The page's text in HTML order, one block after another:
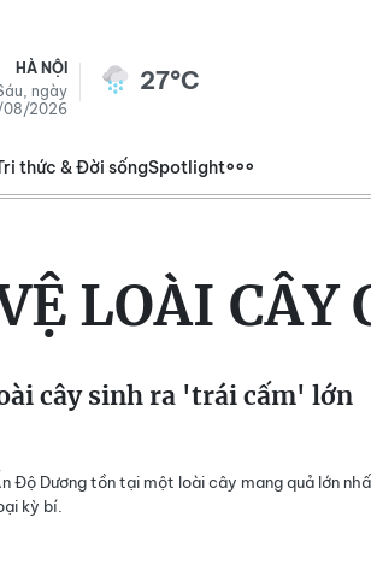
HÀ NỘI
ngày
08/2026
27°C
thức & Đời sốngSpotlight
LOÀI CÂY
cây sinh ra 'trái cấm' lớn
Độ Dương tồn tại một loài cây mang quả lớn
kỳ bí.